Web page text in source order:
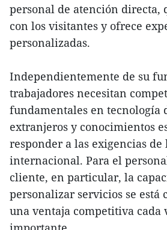
personal de atención directa,
con los visitantes y ofrece
personalizadas.
Independientemente de su
trabajadores necesitan
fundamentales en tecnología
extranjeros y conocimientos
responder a las exigencias
internacional. Para el
cliente, en particular, la
personalizar servicios se está
una ventaja competitiva cada